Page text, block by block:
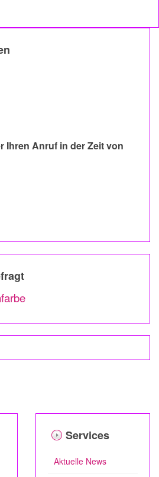
Ihren Anruf in der Zeit von
Services
Aktuelle News